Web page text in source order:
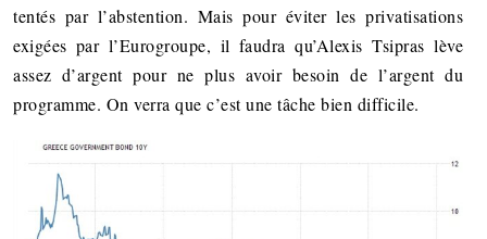
tentés par l’abstention. Mais pour éviter les privatisations
exigées par l’Eurogroupe, il faudra qu’Alexis Tsipras lève
assez d’argent pour ne plus avoir besoin de l’argent du
programme. On verra que c’est une tâche bien difficile.